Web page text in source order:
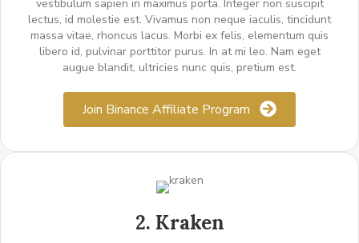
vestibulum sapien in maximus porta. Integer non suscipit
lectus, id molestie est. Vivamus non neque iaculis, tincidunt
massa vitae, rhoncus lacus. Morbi ex felis, elementum quis
libero id, pulvinar porttitor purus. In at mi leo. Nam eget
augue blandit, ultricies nunc quis, pretium est.
Join Binance Affiliate Program
2. Kraken